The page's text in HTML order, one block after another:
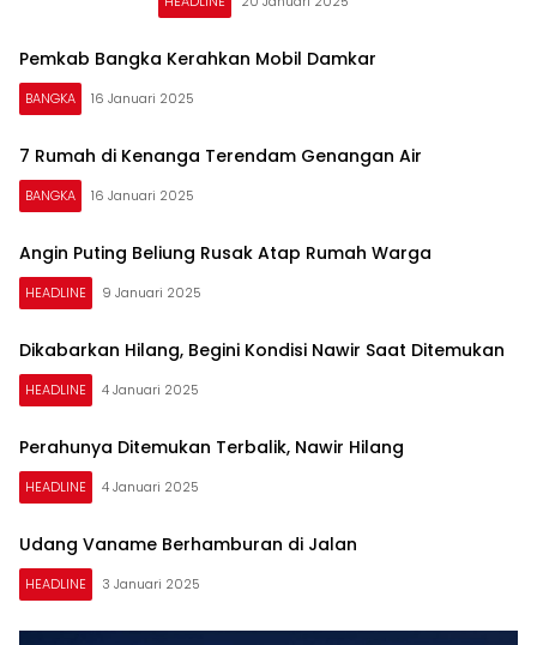
Pemkab Bangka Kerahkan Mobil Damkar
BANGKA 16 Januari 2025
7 Rumah di Kenanga Terendam Genangan Air
BANGKA 16 Januari 2025
Angin Puting Beliung Rusak Atap Rumah Warga
HEADLINE 9 Januari 2025
Dikabarkan Hilang, Begini Kondisi Nawir Saat Ditemukan
HEADLINE 4 Januari 2025
Perahunya Ditemukan Terbalik, Nawir Hilang
HEADLINE 4 Januari 2025
Udang Vaname Berhamburan di Jalan
HEADLINE 3 Januari 2025